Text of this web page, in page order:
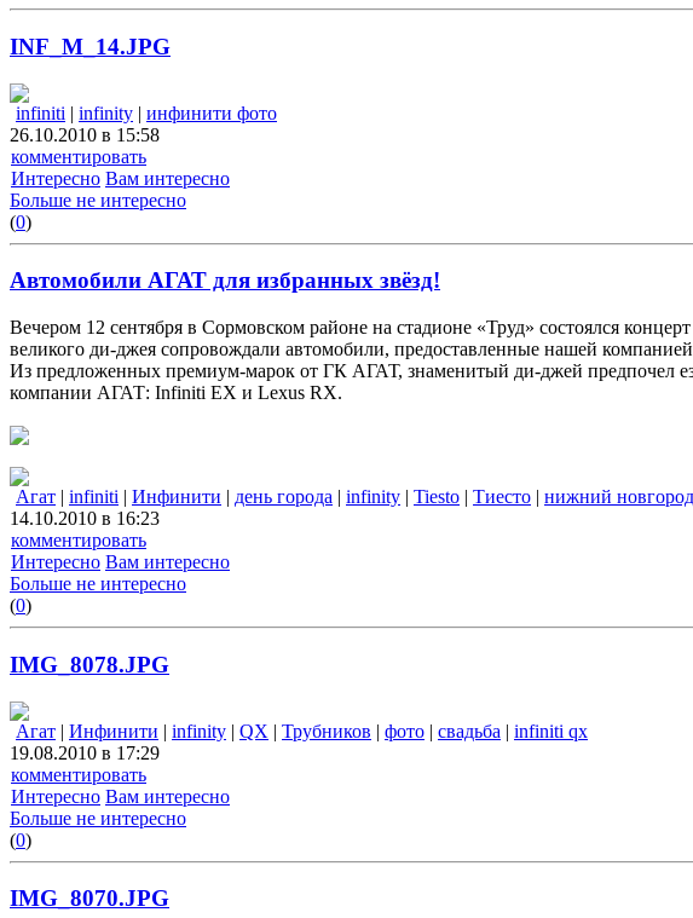
INF_M_14.JPG
infiniti | infinity | инфинити фото
26.10.2010 в 15:58
комментировать
Интересно Вам интересно
Больше не интересно
(0)
Автомобили АГАТ для избранных звёзд!
Вечером 12 сентября в Сормовском районе на стадионе «Труд» состоялся
великого ди-джея сопровождали автомобили, предоставленные нашей
Из предложенных премиум-марок от ГК АГАТ, знаменитый ди-джей предпочел
компании АГАТ: Infiniti EX и Lexus RX.
Агат | infiniti | Инфинити | день города | infinity | Tiesto | Тиесто | нижний новгород
14.10.2010 в 16:23
комментировать
Интересно Вам интересно
Больше не интересно
(0)
IMG_8078.JPG
Агат | Инфинити | infinity | QX | Трубников | фото | свадьба | infiniti qx
19.08.2010 в 17:29
комментировать
Интересно Вам интересно
Больше не интересно
(0)
IMG_8070.JPG